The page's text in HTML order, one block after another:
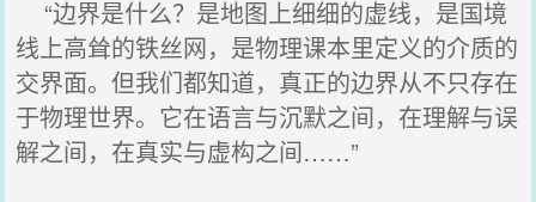
“边界是什么？是地图上细细的虚线，是国境
线上高耸的铁丝网，是物理课本里定义的介质的
交界面。但我们都知道，真正的边界从不只存在
于物理世界。它在语言与沉默之间，在理解与误
解之间，在真实与虚构之间……”